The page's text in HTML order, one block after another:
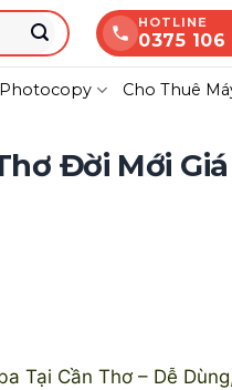
HOTLINE
0375 106
Cho Thuê
Đời Mới Giá
Tại Cần Thơ – Dễ